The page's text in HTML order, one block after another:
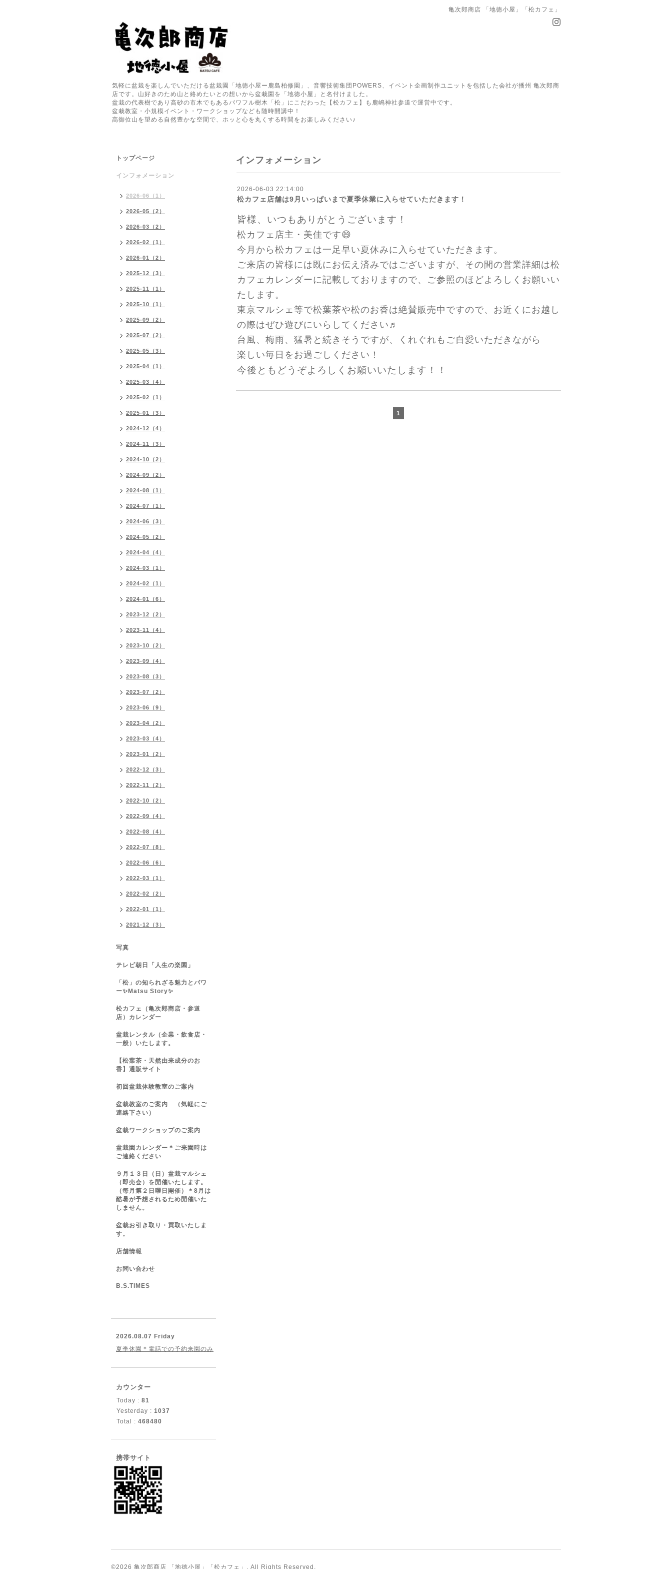
亀次郎商店 「地徳小屋」「松カフェ」
気軽に盆栽を楽しんでいただける盆栽園「地徳小屋ー鹿島柏修園」、音響技術集団POWERS、イベント企画制作ユニットを包括した会社が播州 亀次郎商
店です。山好きのため山と絡めたいとの想いから盆栽園を「地徳小屋」と名付けました。
盆栽の代表樹であり高砂の市木でもあるパワフル樹木「松」にこだわった【松カフェ】も鹿嶋神社参道で運営中です。
盆栽教室・小規模イベント・ワークショップなども随時開講中！
高御位山を望める自然豊かな空間で、ホッと心を丸くする時間をお楽しみください♪
インフォメーション
2026-06-03 22:14:00
松カフェ店舗は9月いっぱいまで夏季休業に入らせていただきます！
皆様、いつもありがとうございます！
松カフェ店主・美佳です😄
今月から松カフェは一足早い夏休みに入らせていただきます。
ご来店の皆様には既にお伝え済みではございますが、その間の営業詳細は松
カフェカレンダーに記載しておりますので、ご参照のほどよろしくお願いい
たします。
東京マルシェ等で松葉茶や松のお香は絶賛販売中ですので、お近くにお越し
の際はぜひ遊びにいらしてください♬
台風、梅雨、猛暑と続きそうですが、くれぐれもご自愛いただきながら
楽しい毎日をお過ごしください！
今後ともどうぞよろしくお願いいたします！！
1
トップページ
インフォメーション
2026-06（1）
2026-05（2）
2026-03（2）
2026-02（1）
2026-01（2）
2025-12（3）
2025-11（1）
2025-10（1）
2025-09（2）
2025-07（2）
2025-05（3）
2025-04（1）
2025-03（4）
2025-02（1）
2025-01（3）
2024-12（4）
2024-11（3）
2024-10（2）
2024-09（2）
2024-08（1）
2024-07（1）
2024-06（3）
2024-05（2）
2024-04（4）
2024-03（1）
2024-02（1）
2024-01（6）
2023-12（2）
2023-11（4）
2023-10（2）
2023-09（4）
2023-08（3）
2023-07（2）
2023-06（9）
2023-04（2）
2023-03（4）
2023-01（2）
2022-12（3）
2022-11（2）
2022-10（2）
2022-09（4）
2022-08（4）
2022-07（8）
2022-06（6）
2022-03（1）
2022-02（2）
2022-01（1）
2021-12（3）
写真
テレビ朝日「人生の楽園」
「松」の知られざる魅力とパワ
ー✨Matsu Story✨
松カフェ（亀次郎商店・参道
店）カレンダー
盆栽レンタル（企業・飲食店・
一般）いたします。
【松葉茶・天然由来成分のお
香】通販サイト
初回盆栽体験教室のご案内
盆栽教室のご案内 （気軽にご
連絡下さい）
盆栽ワークショップのご案内
盆栽園カレンダー＊ご来園時は
ご連絡ください
９月１３日（日）盆栽マルシェ
（即売会）を開催いたします。
（毎月第２日曜日開催）＊8月は
酷暑が予想されるため開催いた
しません。
盆栽お引き取り・買取いたしま
す。
店舗情報
お問い合わせ
B.S.TIMES
2026.08.07 Friday
夏季休園＊電話での予約来園のみ
カウンター
Today : 81
Yesterday : 1037
Total : 468480
携帯サイト
©2026 亀次郎商店 「地徳小屋」「松カフェ」 . All Rights Reserved.